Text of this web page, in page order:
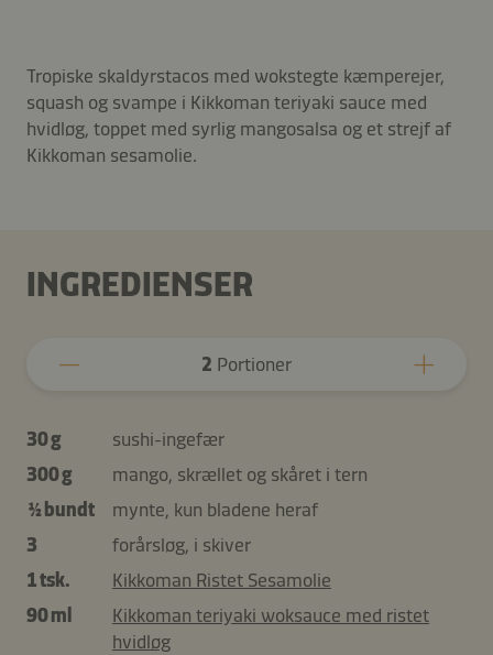
Tropiske skaldyrstacos med wokstegte kæmperejer,
squash og svampe i Kikkoman teriyaki sauce med
hvidløg, toppet med syrlig mangosalsa og et strejf af
Kikkoman sesamolie.
INGREDIENSER
2 Portioner
30 g
sushi-ingefær
300 g
mango, skrællet og skåret i tern
½ bundt
mynte, kun bladene heraf
3
forårsløg, i skiver
1 tsk.
Kikkoman Ristet Sesamolie
90 ml
Kikkoman teriyaki woksauce med ristet
hvidløg